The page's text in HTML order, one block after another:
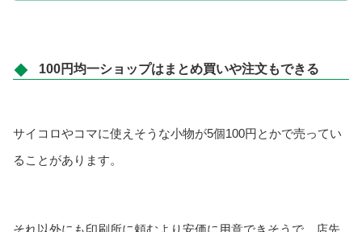
100円均一ショップはまとめ買いや注文もできる
サイコロやコマに使えそうな小物が5個100円とかで売ってい
ることがあります。
それ以外にも印刷所に頼むより安価に用意できそうで、店先